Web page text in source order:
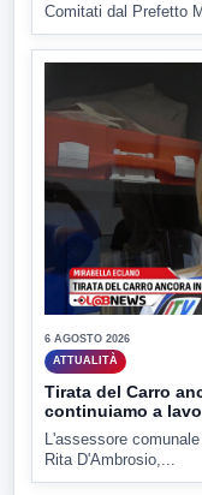
Comitati dal Prefetto
6 AGOSTO 2026
ATTUALITÀ
Tirata del Carro
continuiamo a
L'assessore
Rita D'Ambrosio,...